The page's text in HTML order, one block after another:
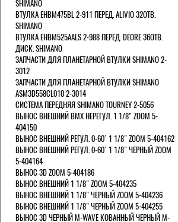
SHIMANO
ВТУЛКА EHBM475BL 2-911 ПЕРЕД. ALIVIO 32ОТВ.
SHIMANO
ВТУЛКА EHBM525AALS 2-988 ПЕРЕД. DEORE 36ОТВ.
ДИСК. SHIMANO
ЗАПЧАСТИ ДЛЯ ПЛАНЕТАРНОЙ ВТУЛКИ SHIMANO 2-
3012
ЗАПЧАСТИ ДЛЯ ПЛАНЕТАРНОЙ ВТУЛКИ SHIMANO
ASM3D558CL010 2-3014
СИСТЕМА ПЕРЕДНЯЯ SHIMANO TOURNEY 2-5056
ВЫНОС ВНЕШНИЙ BMX НЕРЕГУЛ. 1 1/8" ZOOM 5-
404150
ВЫНОС ВНЕШНИЙ РЕГУЛ. 0-60` 1 1/8" ZOOM 5-404162
ВЫНОС ВНЕШНИЙ РЕГУЛ. 0-60` 1 1/8" ЧЕРНЫЙ ZOOM
5-404164
ВЫНОС 3D ZOOM 5-404186
ВЫНОС ВНЕШНИЙ 1 1/8" ZOOM 5-404235
ВЫНОС ВНЕШНИЙ 1 1/8" ЧЕРНЫЙ ZOOM 5-404236
ВЫНОС ВНЕШНИЙ 1 1/8" ЧЕРНЫЙ ZOOM 5-404255
ВЫНОС 3D ЧЕРНЫЙ M-WAVE КОВАННЫЙ ЧЕРНЫЙ M-